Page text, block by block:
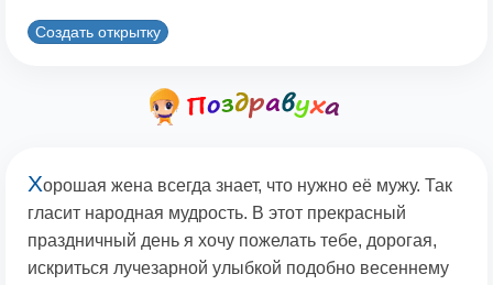
Создать открытку
Хорошая жена всегда знает, что нужно её мужу. Так
гласит народная мудрость. В этот прекрасный
праздничный день я хочу пожелать тебе, дорогая,
искриться лучезарной улыбкой подобно весеннему